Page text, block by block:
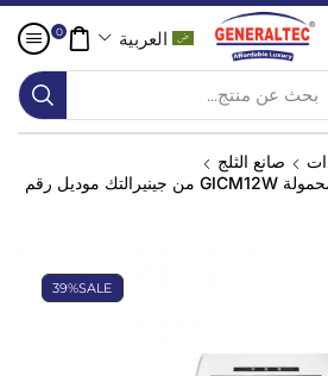
بحث عن منتج...
العربية 0
صانع الثلج
صانعة الثلج الأوتوماتيكية المحمولة GICM12W من جينيرالتك موديل رقم
SALE
39%